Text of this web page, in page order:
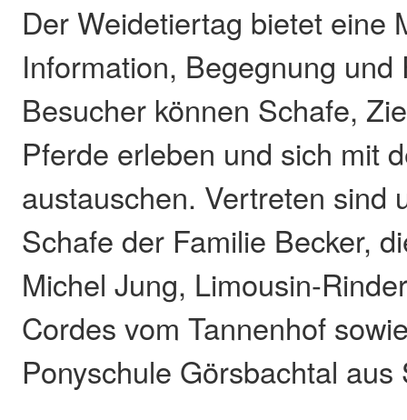
Der Weidetiertag bietet eine
Information, Begegnung und
Besucher können Schafe,
Pferde erleben und sich mit
austauschen. Vertreten sind
Schafe der Familie Becker,
Michel Jung, Limousin-
Cordes vom Tannenhof
Ponyschule Görsbachtal aus